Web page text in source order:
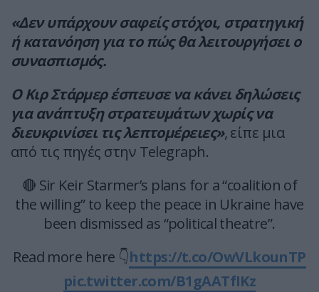
«Δεν υπάρχουν σαφείς στόχοι, στρατηγική
ή κατανόηση για το πώς θα λειτουργήσει ο
συνασπισμός.
Ο Κιρ Στάρμερ έσπευσε να κάνει δηλώσεις
για ανάπτυξη στρατευμάτων χωρίς να
διευκρινίσει τις λεπτομέρειες», είπε μια
από τις πηγές στην Telegraph.
🔴 Sir Keir Starmer’s plans for a “coalition of
the willing” to keep the peace in Ukraine have
been dismissed as “political theatre”.
Read more here 👇https://t.co/OwVLkounTP
pic.twitter.com/B1gAATfIKz